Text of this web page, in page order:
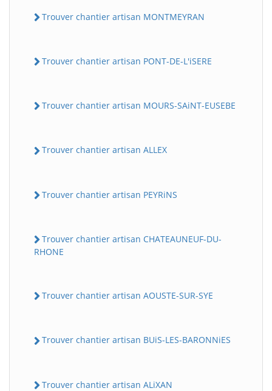
Trouver chantier artisan MONTMEYRAN
Trouver chantier artisan PONT-DE-L'iSERE
Trouver chantier artisan MOURS-SAiNT-EUSEBE
Trouver chantier artisan ALLEX
Trouver chantier artisan PEYRiNS
Trouver chantier artisan CHATEAUNEUF-DU-
RHONE
Trouver chantier artisan AOUSTE-SUR-SYE
Trouver chantier artisan BUiS-LES-BARONNiES
Trouver chantier artisan ALiXAN